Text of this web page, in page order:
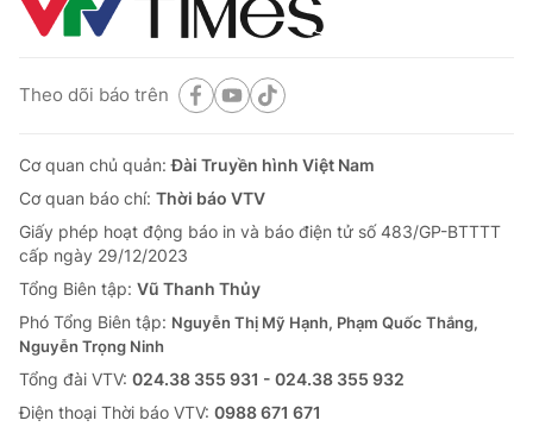
Theo dõi báo trên
Cơ quan chủ quản:Đài Truyền hình Việt Nam
Cơ quan báo chí: Thời báo VTV
Giấy phép hoạt động báo in và báo điện tử số 483/GP-BTTTT
cấp ngày 29/12/2023
Tổng Biên tập: Vũ Thanh Thủy
Phó Tổng Biên tập: Nguyễn Thị Mỹ Hạnh, Phạm Quốc Thắng,
Nguyễn Trọng Ninh
Tổng đài VTV: 024.38 355 931 - 024.38 355 932
Ðiện thoại Thời báo VTV: 0988 671 671